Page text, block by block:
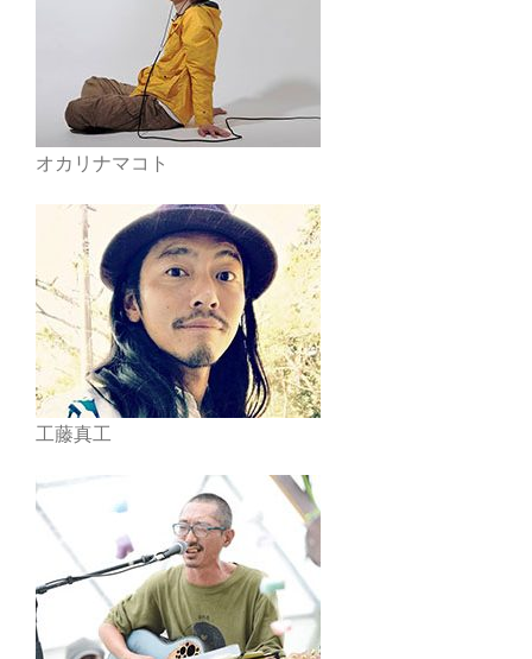
オカリナマコト
工藤真工